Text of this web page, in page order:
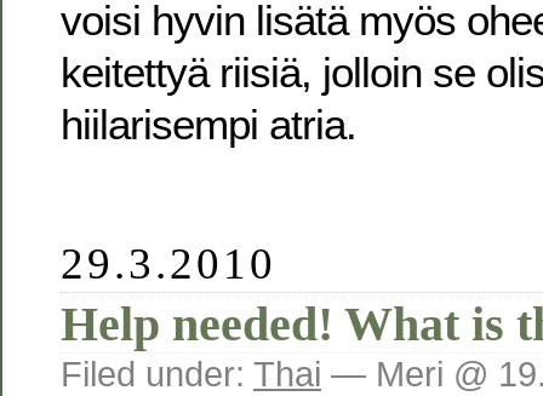
voisi hyvin lisätä myös
keitettyä riisiä, jolloin se
hiilarisempi atria.
29.3.2010
Help needed! What is
Filed under: Thai — Meri @